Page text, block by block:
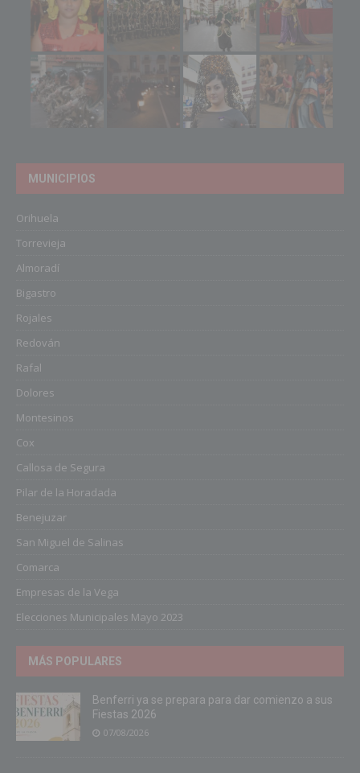
MUNICIPIOS
Orihuela
Torrevieja
Almoradí
Bigastro
Rojales
Redován
Rafal
Dolores
Montesinos
Cox
Callosa de Segura
Pilar de la Horadada
Benejuzar
San Miguel de Salinas
Comarca
Empresas de la Vega
Elecciones Municipales Mayo 2023
MÁS POPULARES
Benferri ya se prepara para dar comienzo a sus
Fiestas 2026
07/08/2026